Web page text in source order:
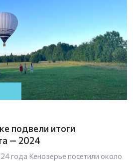
подвели итоги
— 2024
года Кенозерье посетили около